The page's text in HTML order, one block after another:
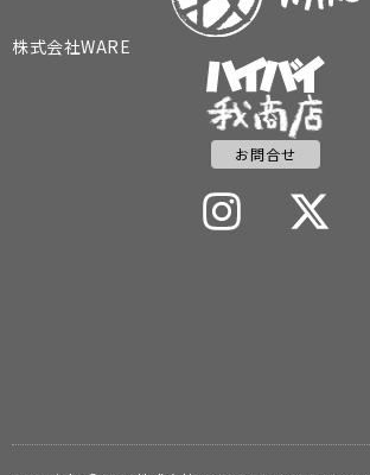
株式会社WARE
お問合せ